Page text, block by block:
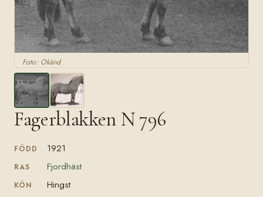
Foto: Okänd
Fagerblakken N 796
FÖDD 1921
RAS Fjordhäst
KÖN Hingst